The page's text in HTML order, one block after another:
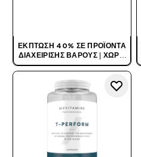
ΈΚΠΤΩΣΗ 40% ΣΕ ΠΡΟΪΌΝΤΑ
ΔΙΑΧΕΊΡΙΣΗΣ ΒΆΡΟΥΣ| ΧΩΡΊΣ
ΚΩΔΙΚΌ